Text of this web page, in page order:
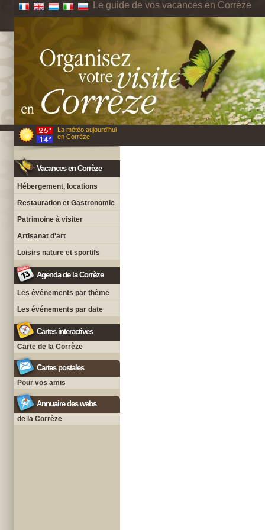
Le guide de vos vacances en Corrèze
La météo aujourd'hui
en Corrèze
Vacances en Corrèze
Hébergement, locations
Restauration et Gastronomie
Patrimoine à visiter
Artisanat d'art
Loisirs nature et sportifs
Agenda de la Corrèze
Les événements par thème
Les événements par date
Cartes interactives
Carte de la Corrèze
Cartes postales
Pour vos amis
Annuaire des webs
de la Corrèze